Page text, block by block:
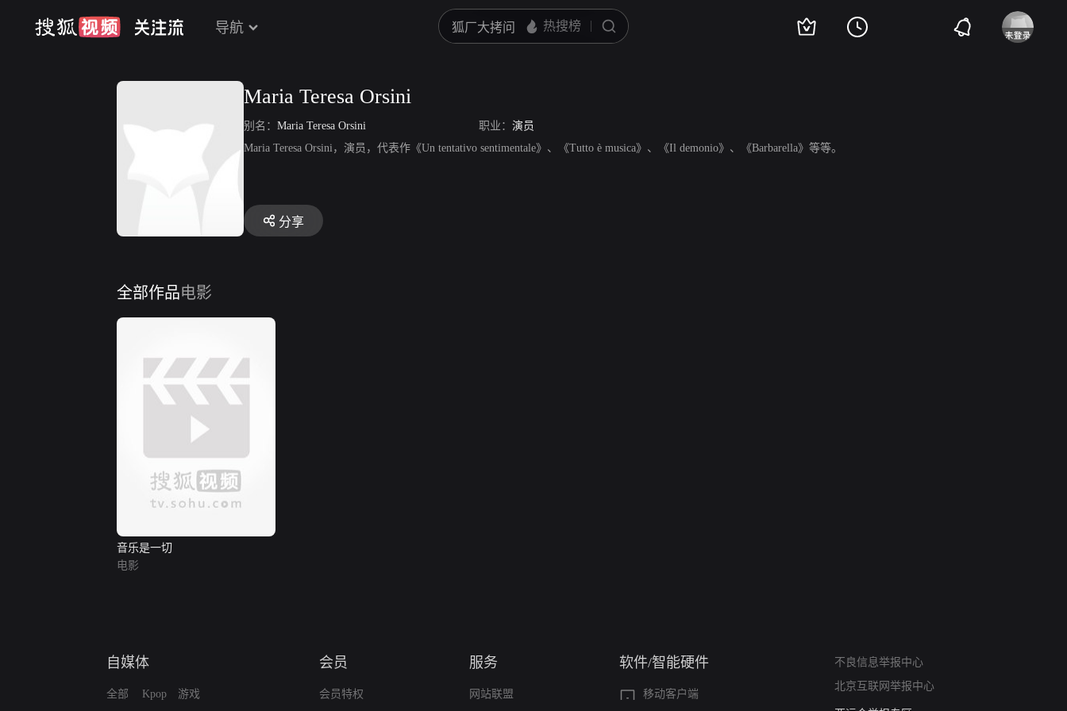
导航
Maria Teresa Orsini
别名： Maria Teresa Orsini 职业： 演员
Maria Teresa Orsini，演员，代表作《Un tentativo sentimentale》、《Tutto è musica》、《Il demonio》、《Barbarella》等等。
分享
全部作品电影
音乐是一切
电影
自媒体
全部 Kpop 游戏
会员
会员特权
服务
网站联盟
软件/智能硬件
移动客户端
不良信息举报中心
北京互联网举报中心
算法推荐专项举报